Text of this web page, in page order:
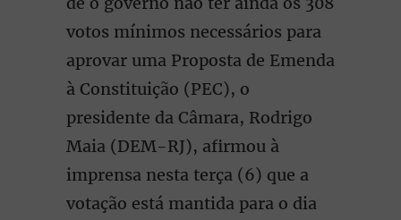
votos mínimos necessários para
aprovar uma Proposta de Emenda
à Constituição (PEC), o
presidente da Câmara, Rodrigo
Maia (DEM-RJ), afirmou à
imprensa nesta terça (6) que a
votação está mantida para o dia